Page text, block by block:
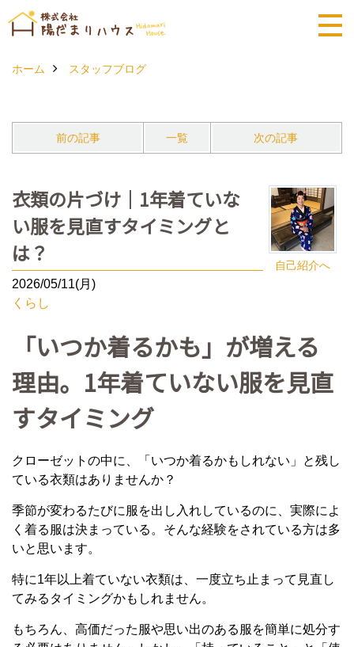
ホーム スタッフブログ
前の記事 一覧 次の記事
自己紹介へ
衣類の片づけ｜1年着ていな
い服を見直すタイミングと
は？
2026/05/11(月)
くらし
「いつか着るかも」が増える
理由。1年着ていない服を見直
すタイミング
クローゼットの中に、「いつか着るかもしれない」と残し
ている衣類はありませんか？
季節が変わるたびに服を出し入れしているのに、実際によ
く着る服は決まっている。そんな経験をされている方は多
いと思います。
特に1年以上着ていない衣類は、一度立ち止まって見直し
てみるタイミングかもしれません。
もちろん、高価だった服や思い出のある服を簡単に処分す